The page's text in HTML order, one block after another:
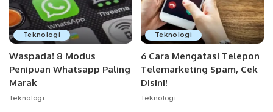
Teknologi
Waspada! 8 Modus
Penipuan Whatsapp Paling
Marak
Teknologi
Teknologi
6 Cara Mengatasi Telepon
Telemarketing Spam, Cek
Disini!
Teknologi